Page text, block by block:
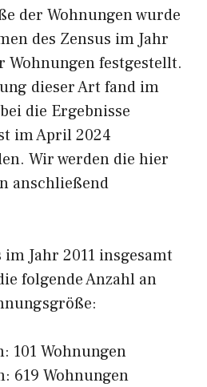
der Wohnungen wurde
des Zensus im Jahr
Wohnungen festgestellt.
dieser Art fand im
die Ergebnisse
im April 2024
Wir werden die hier
anschließend
Jahr 2011 insgesamt
folgende Anzahl an
101 Wohnungen
619 Wohnungen